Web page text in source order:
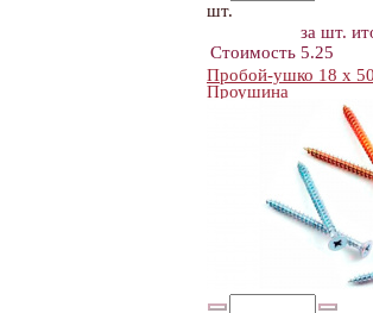
шт.
за шт.
Стоимость 5.25
Пробой-ушко 18 х
Проушина